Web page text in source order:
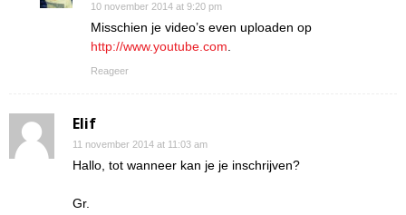
10 november 2014 at 9:20 pm
Misschien je video’s even uploaden op
http://www.youtube.com.
Reageer
Elif
11 november 2014 at 11:03 am
Hallo, tot wanneer kan je je inschrijven?
Gr.